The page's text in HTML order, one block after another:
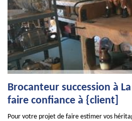
Brocanteur succession à
faire confiance à {client]
Pour votre projet de faire estimer vos